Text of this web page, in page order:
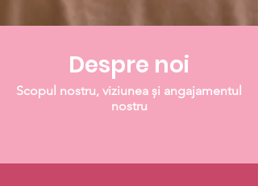
Despre noi
Scopul nostru, viziunea și angajamentul
nostru